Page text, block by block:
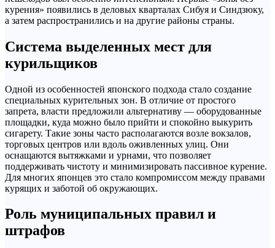
курения» появились в деловых кварталах Сибуя и Синдзюку,
а затем распространились и на другие районы страны.
Система выделенных мест для
курильщиков
Одной из особенностей японского подхода стало создание
специальных курительных зон. В отличие от простого
запрета, власти предложили альтернативу — оборудованные
площадки, куда можно было прийти и спокойно выкурить
сигарету. Такие зоны часто располагаются возле вокзалов,
торговых центров или вдоль оживленных улиц. Они
оснащаются вытяжками и урнами, что позволяет
поддерживать чистоту и минимизировать пассивное курение.
Для многих японцев это стало компромиссом между правами
курящих и заботой об окружающих.
Роль муниципальных правил и
штрафов